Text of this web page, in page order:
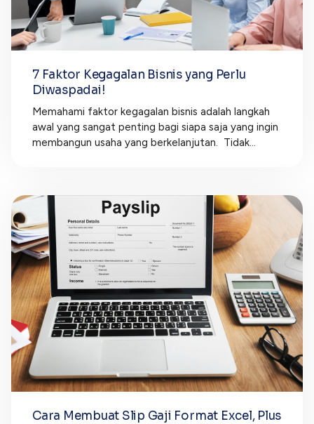
7 Faktor Kegagalan Bisnis yang Perlu
Diwaspadai!
Memahami faktor kegagalan bisnis adalah langkah
awal yang sangat penting bagi siapa saja yang ingin
membangun usaha yang berkelanjutan. Tidak...
Cara Membuat Slip Gaji Format Excel, Plus